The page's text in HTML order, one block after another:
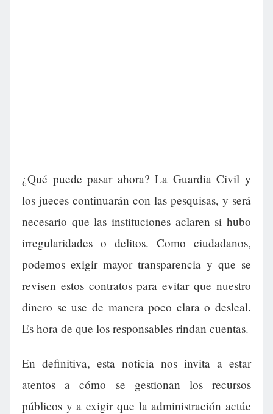
¿Qué puede pasar ahora? La Guardia Civil y
los jueces continuarán con las pesquisas, y será
necesario que las instituciones aclaren si hubo
irregularidades o delitos. Como ciudadanos,
podemos exigir mayor transparencia y que se
revisen estos contratos para evitar que nuestro
dinero se use de manera poco clara o desleal.
Es hora de que los responsables rindan cuentas.
En definitiva, esta noticia nos invita a estar
atentos a cómo se gestionan los recursos
públicos y a exigir que la administración actúe